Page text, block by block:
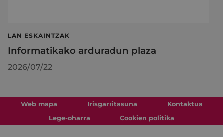
LAN ESKAINTZAK
Informatikako arduradun plaza
2026/07/22
Web mapa Irisgarritasuna
Kontaktua
Lege-oharra
Cookien politika